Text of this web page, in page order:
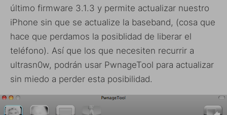
último firmware 3.1.3 y permite actualizar nuestro
iPhone sin que se actualize la baseband, (cosa que
hace que perdamos la posiblidad de liberar el
teléfono). Así que los que necesiten recurrir a
ultrasn0w, podrán usar PwnageTool para actualizar
sin miedo a perder esta posibilidad.